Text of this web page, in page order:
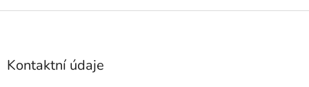
v
Z
Kontaktní údaje